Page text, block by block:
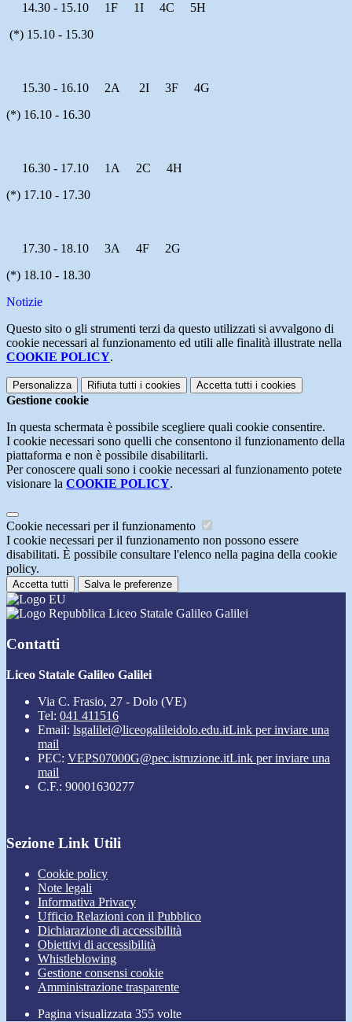
14.30 - 15.10
1F 1I 4C 5H
(*) 15.10 - 15.30
15.30 - 16.10
2A 2I 3F 4G
(*) 16.10 - 16.30
16.30 - 17.10
1A 2C 4H
(*) 17.10 - 17.30
17.30 - 18.10
3A 4F 2G
(*) 18.10 - 18.30
Notizie
Questo sito o gli strumenti terzi da questo utilizzati si avvalgono di
cookie necessari al funzionamento ed utili alle finalità illustrate nella
COOKIE POLICY.
Personalizza Rifiuta tutti i cookies Accetta tutti i cookies
Gestione cookie
In questa schermata è possibile scegliere quali cookie consentire.
I cookie necessari sono quelli che consentono il funzionamento della
piattaforma e non è possibile disabilitarli.
Per conoscere quali sono i cookie necessari al funzionamento potete
visionare la COOKIE POLICY.
Cookie necessari per il funzionamento
I cookie necessari per il funzionamento non possono essere
disabilitati. È possibile consultare l'elenco nella pagina della cookie
policy.
Accetta tutti Salva le preferenze
Liceo Statale Galileo Galilei
Contatti
Liceo Statale Galileo Galilei
Via C. Frasio, 27 - Dolo (VE)
Tel: 041 411516
Email: lsgalilei@liceogalileidolo.edu.itLink per inviare una
mail
PEC: VEPS07000G@pec.istruzione.itLink per inviare una
mail
C.F.: 90001630277
Sezione Link Utili
Cookie policy
Note legali
Informativa Privacy
Ufficio Relazioni con il Pubblico
Dichiarazione di accessibilità
Obiettivi di accessibilità
Whistleblowing
Gestione consensi cookie
Amministrazione trasparente
Pagina visualizzata 355 volte